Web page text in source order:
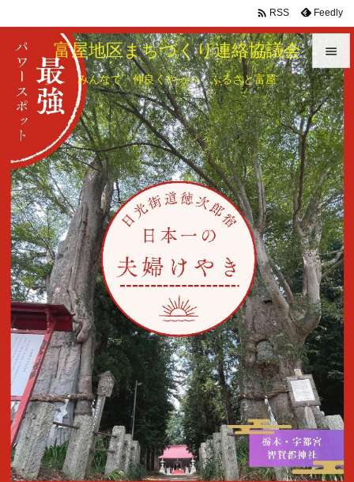
富屋地区まちづくり連絡協議会
みんなで 仲良くやっぺ ふるさと富屋


メニュ

サイド

前へ

次へ

検索
 RSS Feedly